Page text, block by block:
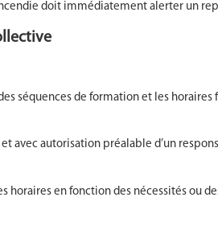
doit immédiatement alerter un
séquences de formation et les
avec autorisation préalable d’un
horaires en fonction des nécessités ou